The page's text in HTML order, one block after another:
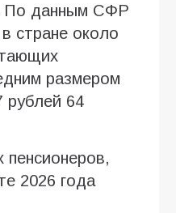
По данным СФР
стране около
размером
рублей 64
2026 года